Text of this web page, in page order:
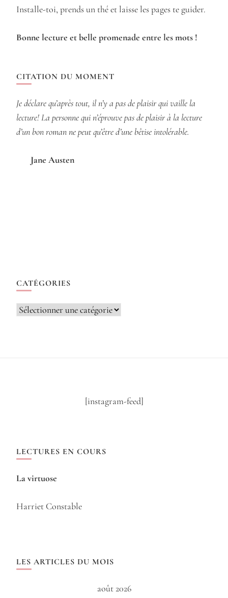
Installe-toi, prends un thé et laisse les pages te guider.
Bonne lecture et belle promenade entre les mots !
CITATION DU MOMENT
Je déclare qu’après tout, il n’y a pas de plaisir qui vaille la
lecture! La personne qui n’éprouve pas de plaisir à la lecture
d’un bon roman ne peut qu’être d’une bêtise intolérable.
Jane Austen
CATÉGORIES
Catégories
[instagram-feed]
LECTURES EN COURS
La virtuose
Harriet Constable
LES ARTICLES DU MOIS
août 2026